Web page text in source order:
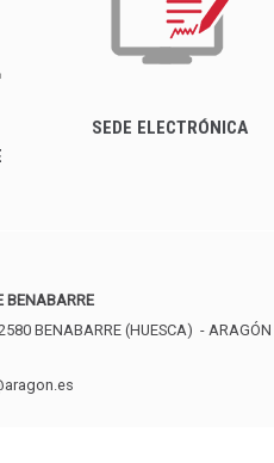
SEDE ELECTRÓNICA
BENABARRE
BENABARRE (HUESCA) - ARAGÓN